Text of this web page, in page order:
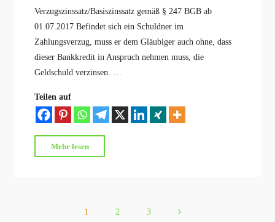
Verzugszinssatz/Basiszinssatz gemäß § 247 BGB ab
01.07.2017 Befindet sich ein Schuldner im
Zahlungsverzug, muss er dem Gläubiger auch ohne, dass
dieser Bankkredit in Anspruch nehmen muss, die
Geldschuld verzinsen. …
Teilen auf
Mehr lesen
gemäß
1 2 3